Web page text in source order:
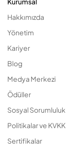
Hakkımızda
Yönetim
Kariyer
Blog
Medya Merkezi
Ödüller
Sosyal Sorumluluk
Politikalar ve KVKK
Sertifikalar